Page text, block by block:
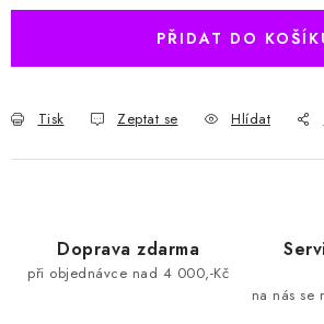
PŘIDAT DO
Tisk Zeptat se Hlídat
Doprava zdarma
při objednávce nad 4 000,-Kč
na nás se